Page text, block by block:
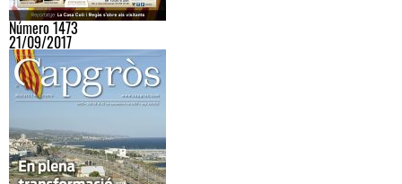
Número 1473
21/09/2017